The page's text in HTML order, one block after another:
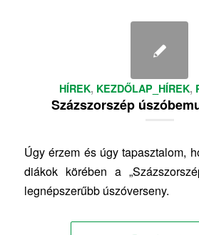
HÍREK, KEZDŐLAP_HÍREK,
Százszorszép
Úgy érzem és úgy tapasztalom,
diákok körében a
legnépszerűbb úszóverseny.